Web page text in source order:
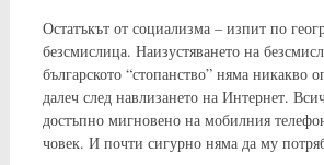
Остатъкът от социализма – изпит по
безсмислица. Наизустяването на
българското “стопанство” няма никакво
далеч след навлизането на Интернет.
достъпно мигновено на мобилния
човек. И почти сигурно няма да му